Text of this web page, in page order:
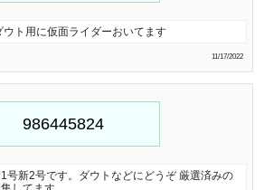
ウト用に仮面ライダーおいてます
11/17/2022
号新2号です。ダウトなどにどうぞ 厳選済みの